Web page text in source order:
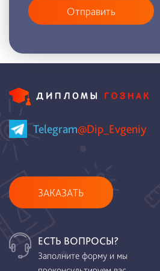
Отправить
Telegram@Dip_Evgeniy
ЗАКАЗАТЬ
ЕСТЬ ВОПРОСЫ?
Заполните форму и мы